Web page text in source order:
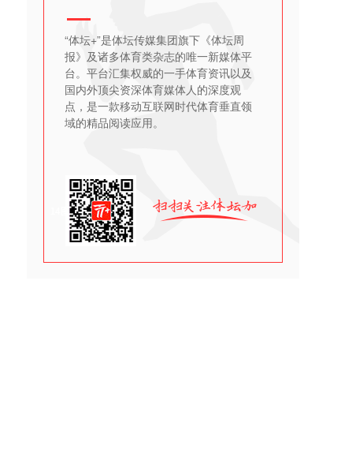
“体坛+”是体坛传媒集团旗下《体坛周
报》及诸多体育类杂志的唯一新媒体平
台。平台汇集权威的一手体育资讯以及
国内外顶尖资深体育媒体人的深度观
点，是一款移动互联网时代体育垂直领
域的精品阅读应用。